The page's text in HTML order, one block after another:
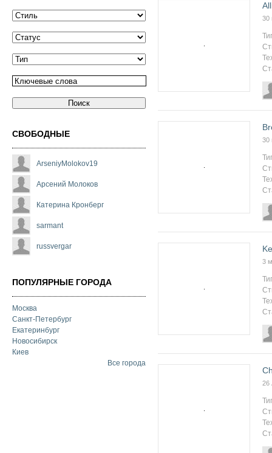
СВОБОДНЫЕ
ArseniyMolokov19
Арсений Молоков
Катерина Кронберг
sarmant
russvergar
ПОПУЛЯРНЫЕ ГОРОДА
Москва
Санкт-Петербург
Екатеринбург
Новосибирск
Киев
Все города
30
30
3
26